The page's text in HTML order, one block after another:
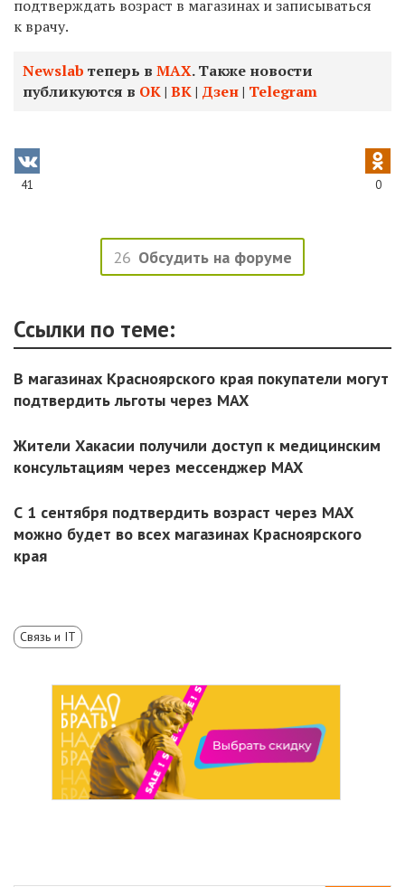
подтверждать возраст в магазинах и записываться
к врачу.
Newslab теперь в МАХ. Также новости
публикуются в ОК| ВК| Дзен| Telegram
41 0
26 Обсудить на форуме
Ссылки по теме:
В магазинах Красноярского края покупатели могут
подтвердить льготы через MAX
Жители Хакасии получили доступ к медицинским
консультациям через мессенджер MAX
С 1 сентября подтвердить возраст через MAX
можно будет во всех магазинах Красноярского
края
Связь и IT